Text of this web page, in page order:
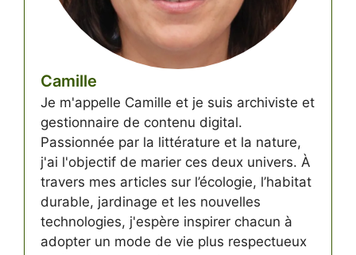
Camille
Je m'appelle Camille et je suis archiviste et
gestionnaire de contenu digital.
Passionnée par la littérature et la nature,
j'ai l'objectif de marier ces deux univers. À
travers mes articles sur l’écologie, l’habitat
durable, jardinage et les nouvelles
technologies, j'espère inspirer chacun à
adopter un mode de vie plus respectueux